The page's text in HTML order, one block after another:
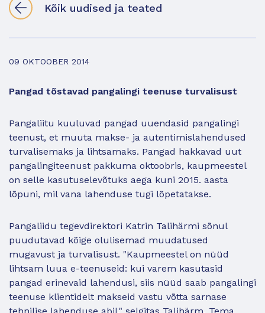
Kõik uudised ja teated
09 OKTOOBER 2014
Pangad tõstavad pangalingi teenuse turvalisust
Pangaliitu kuuluvad pangad uuendasid pangalingi
teenust, et muuta makse- ja autentimislahendused
turvalisemaks ja lihtsamaks. Pangad hakkavad uut
pangalingiteenust pakkuma oktoobris, kaupmeestel
on selle kasutuselevõtuks aega kuni 2015. aasta
lõpuni, mil vana lahenduse tugi lõpetatakse.
Pangaliidu tegevdirektori Katrin Talihärmi sõnul
puudutavad kõige olulisemad muudatused
mugavust ja turvalisust. "Kaupmeestel on nüüd
lihtsam luua e-teenuseid: kui varem kasutasid
pangad erinevaid lahendusi, siis nüüd saab pangalingi
teenuse klientidelt makseid vastu võtta sarnase